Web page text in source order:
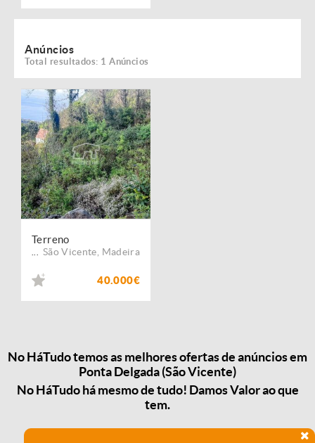
Anúncios
Total resultados: 1 Anúncios
Terreno
São Vicente Madeira
40.000€
No HáTudo temos as melhores ofertas de anúncios em
Ponta Delgada (São Vicente)
No HáTudo há mesmo de tudo! Damos Valor ao que
tem.